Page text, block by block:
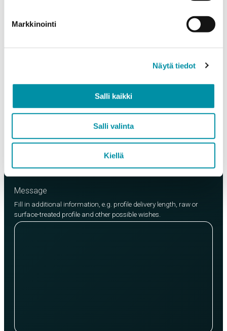
Markkinointi
Näytä tiedot
Salli kaikki
Salli valinta
Kiellä
EN AW-6063 (min. 250kg)
Add product
Message
Fill in additional information, e.g. profile delivery length, raw or
surface-treated profile and other possible wishes.